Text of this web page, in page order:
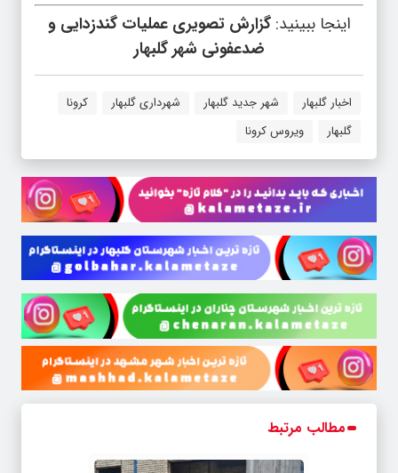
اینجا ببینید:گزارش تصویری عملیات گندزدایی و
ضدعفونی شهر گلبهار
اخبار گلبهار شهر جدید گلبهار شهرداری گلبهار
کرونا
گلبهار
ویروس کرونا
مطالب مرتبط